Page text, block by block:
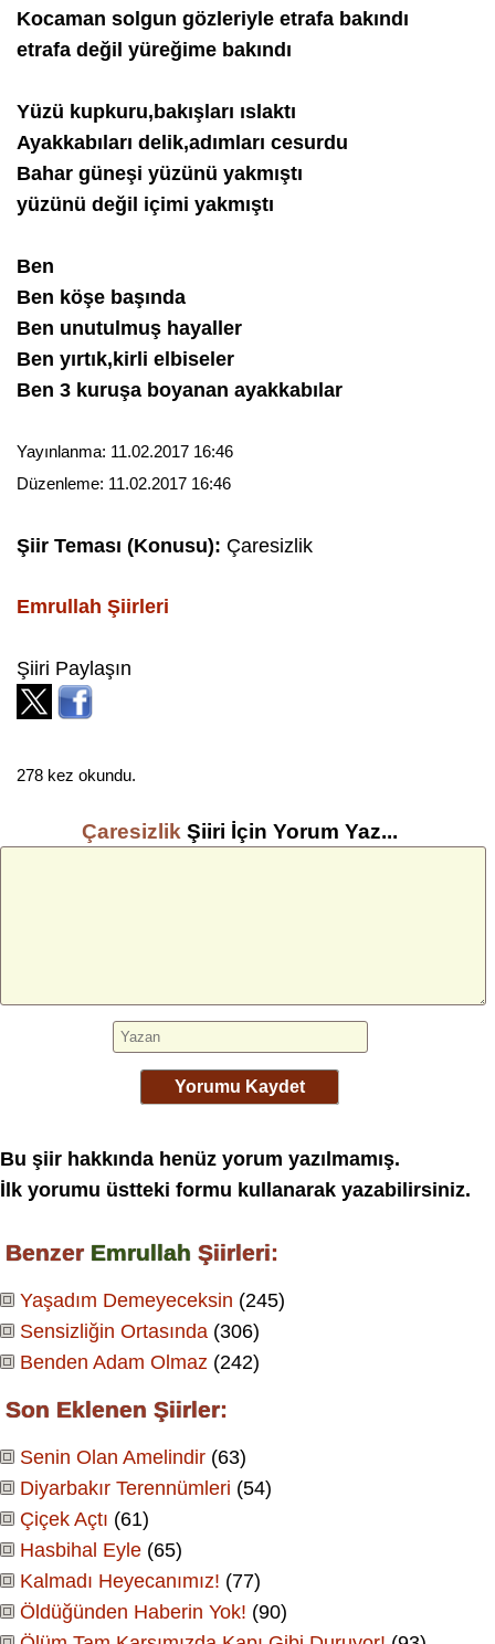
Kocaman solgun gözleriyle etrafa bakındı
etrafa değil yüreğime bakındı
Yüzü kupkuru,bakışları ıslaktı
Ayakkabıları delik,adımları cesurdu
Bahar güneşi yüzünü yakmıştı
yüzünü değil içimi yakmıştı
Ben
Ben köşe başında
Ben unutulmuş hayaller
Ben yırtık,kirli elbiseler
Ben 3 kuruşa boyanan ayakkabılar
Yayınlanma: 11.02.2017 16:46
Düzenleme: 11.02.2017 16:46
Şiir Teması (Konusu): Çaresizlik
Emrullah Şiirleri
Şiiri Paylaşın
278 kez okundu.
Çaresizlik Şiiri İçin Yorum Yaz...
Yorumu Kaydet
Bu şiir hakkında henüz yorum yazılmamış.
İlk yorumu üstteki formu kullanarak yazabilirsiniz.
Benzer Emrullah Şiirleri:
Yaşadım Demeyeceksin (245)
Sensizliğin Ortasında (306)
Benden Adam Olmaz (242)
Son Eklenen Şiirler:
Senin Olan Amelindir (63)
Diyarbakır Terennümleri (54)
Çiçek Açtı (61)
Hasbihal Eyle (65)
Kalmadı Heyecanımız! (77)
Öldüğünden Haberin Yok! (90)